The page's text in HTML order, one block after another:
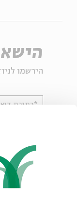
הירשמו
*כתובת